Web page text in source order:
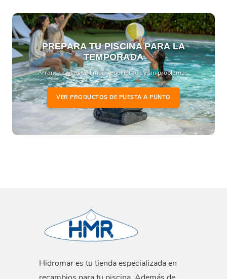
PREPARA TU PISCINA PARA LA
TEMPORADA
Arranca con agua limpia, equilibrada y sin problemas.
VER PRODUCTOS DE PUESTA A PUNTO
Hidromar es tu tienda especializada en